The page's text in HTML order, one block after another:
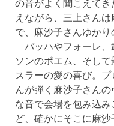
の音がよく聞こえて
えながら、三上さん
で、麻沙子さんゆかり
バッハやフォーレ、
ソンのポエム、そし
スラーの愛の喜び。
んが弾く麻沙子さん
な音で会場を包み込
ど、確かにそこに麻